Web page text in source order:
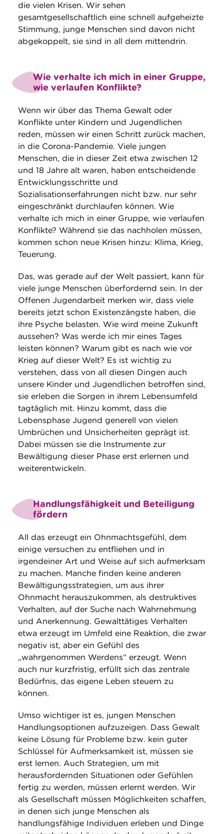
die vielen Krisen. Wir sehen
gesamtgesellschaftlich eine schnell aufgeheizte
Stimmung, junge Menschen sind davon nicht
abgekoppelt, sie sind in all dem mittendrin.
Wie verhalte ich mich in einer Gruppe,
wie verlaufen Konflikte?
Wenn wir über das Thema Gewalt oder
Konflikte unter Kindern und Jugendlichen
reden, müssen wir einen Schritt zurück machen,
in die Corona-Pandemie. Viele jungen
Menschen, die in dieser Zeit etwa zwischen 12
und 18 Jahre alt waren, haben entscheidende
Entwicklungsschritte und
Sozialisationserfahrungen nicht bzw. nur sehr
eingeschränkt durchlaufen können. Wie
verhalte ich mich in einer Gruppe, wie verlaufen
Konflikte? Während sie das nachholen müssen,
kommen schon neue Krisen hinzu: Klima, Krieg,
Teuerung.
Das, was gerade auf der Welt passiert, kann für
viele junge Menschen überfordernd sein. In der
Offenen Jugendarbeit merken wir, dass viele
bereits jetzt schon Existenzängste haben, die
ihre Psyche belasten. Wie wird meine Zukunft
aussehen? Was werde ich mir eines Tages
leisten können? Warum gibt es nach wie vor
Krieg auf dieser Welt? Es ist wichtig zu
verstehen, dass von all diesen Dingen auch
unsere Kinder und Jugendlichen betroffen sind,
sie erleben die Sorgen in ihrem Lebensumfeld
tagtäglich mit. Hinzu kommt, dass die
Lebensphase Jugend generell von vielen
Umbrüchen und Unsicherheiten geprägt ist.
Dabei müssen sie die Instrumente zur
Bewältigung dieser Phase erst erlernen und
weiterentwickeln.
Handlungsfähigkeit und Beteiligung
fördern
All das erzeugt ein Ohnmachtsgefühl, dem
einige versuchen zu entfliehen und in
irgendeiner Art und Weise auf sich aufmerksam
zu machen. Manche finden keine anderen
Bewältigungsstrategien, um aus ihrer
Ohnmacht herauszukommen, als destruktives
Verhalten, auf der Suche nach Wahrnehmung
und Anerkennung. Gewalttätiges Verhalten
etwa erzeugt im Umfeld eine Reaktion, die zwar
negativ ist, aber ein Gefühl des
„wahrgenommen Werdens“ erzeugt. Wenn
auch nur kurzfristig, erfüllt sich das zentrale
Bedürfnis, das eigene Leben steuern zu
können.
Umso wichtiger ist es, jungen Menschen
Handlungsoptionen aufzuzeigen. Dass Gewalt
keine Lösung für Probleme bzw. kein guter
Schlüssel für Aufmerksamkeit ist, müssen sie
erst lernen. Auch Strategien, um mit
herausfordernden Situationen oder Gefühlen
fertig zu werden, müssen erlernt werden. Wir
als Gesellschaft müssen Möglichkeiten schaffen,
in denen sich junge Menschen als
handlungsfähige Individuen erleben und Dinge